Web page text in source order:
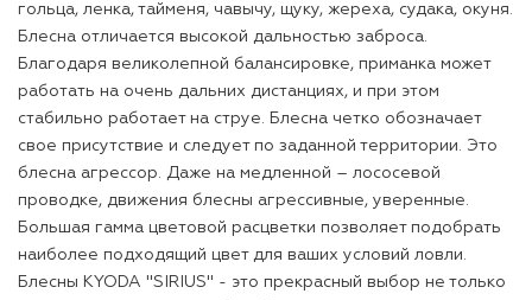
гольца, ленка, тайменя, чавычу, щуку, жереха, судака, окуня.
Блесна отличается высокой дальностью заброса.
Благодаря великолепной балансировке, приманка может
работать на очень дальних дистанциях, и при этом
стабильно работает на струе. Блесна четко обозначает
свое присутствие и следует по заданной территории. Это
блесна агрессор. Даже на медленной – лососевой
проводке, движения блесны агрессивные, уверенные.
Большая гамма цветовой расцветки позволяет подобрать
наиболее подходящий цвет для ваших условий ловли.
Блесны KYODA "SIRIUS" - это прекрасный выбор не только